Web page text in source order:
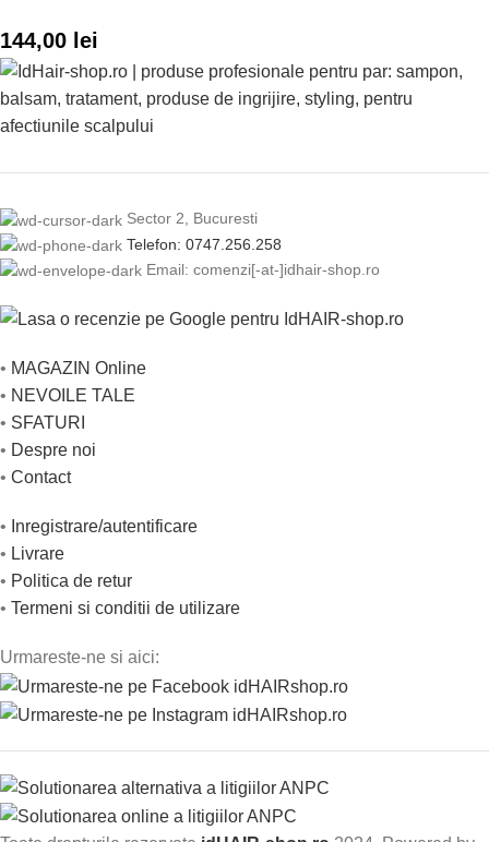
144,00 lei
Sector 2, Bucuresti
Telefon: 0747.256.258
Email: comenzi[-at-]idhair-shop.ro
• MAGAZIN Online
• NEVOILE TALE
• SFATURI
• Despre noi
• Contact
• Inregistrare/autentificare
• Livrare
• Politica de retur
• Termeni si conditii de utilizare
Urmareste-ne si aici: